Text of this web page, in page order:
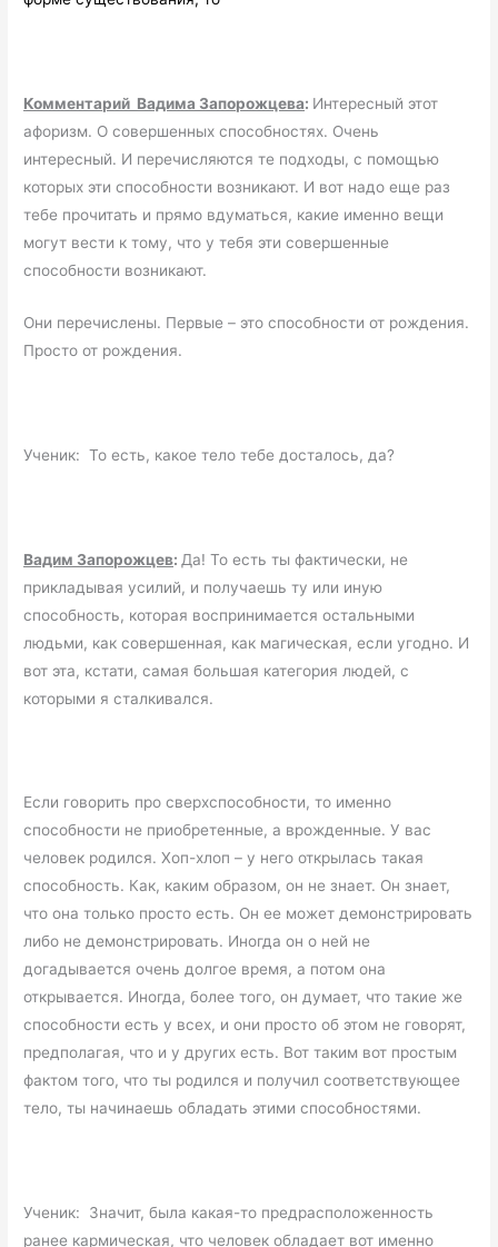
Комментарий Вадима Запорожцева: Интересный этот
афоризм. О совершенных способностях. Очень
интересный. И перечисляются те подходы, с помощью
которых эти способности возникают. И вот надо еще раз
тебе прочитать и прямо вдуматься, какие именно вещи
могут вести к тому, что у тебя эти совершенные
способности возникают.
Они перечислены. Первые – это способности от рождения.
Просто от рождения.
Ученик: То есть, какое тело тебе досталось, да?
Вадим Запорожцев: Да! То есть ты фактически, не
прикладывая усилий, и получаешь ту или иную
способность, которая воспринимается остальными
людьми, как совершенная, как магическая, если угодно. И
вот эта, кстати, самая большая категория людей, с
которыми я сталкивался.
Если говорить про сверхспособности, то именно
способности не приобретенные, а врожденные. У вас
человек родился. Хоп-хлоп – у него открылась такая
способность. Как, каким образом, он не знает. Он знает,
что она только просто есть. Он ее может демонстрировать
либо не демонстрировать. Иногда он о ней не
догадывается очень долгое время, а потом она
открывается. Иногда, более того, он думает, что такие же
способности есть у всех, и они просто об этом не говорят,
предполагая, что и у других есть. Вот таким вот простым
фактом того, что ты родился и получил соответствующее
тело, ты начинаешь обладать этими способностями.
Ученик: Значит, была какая-то предрасположенность
ранее кармическая, что человек обладает вот именно